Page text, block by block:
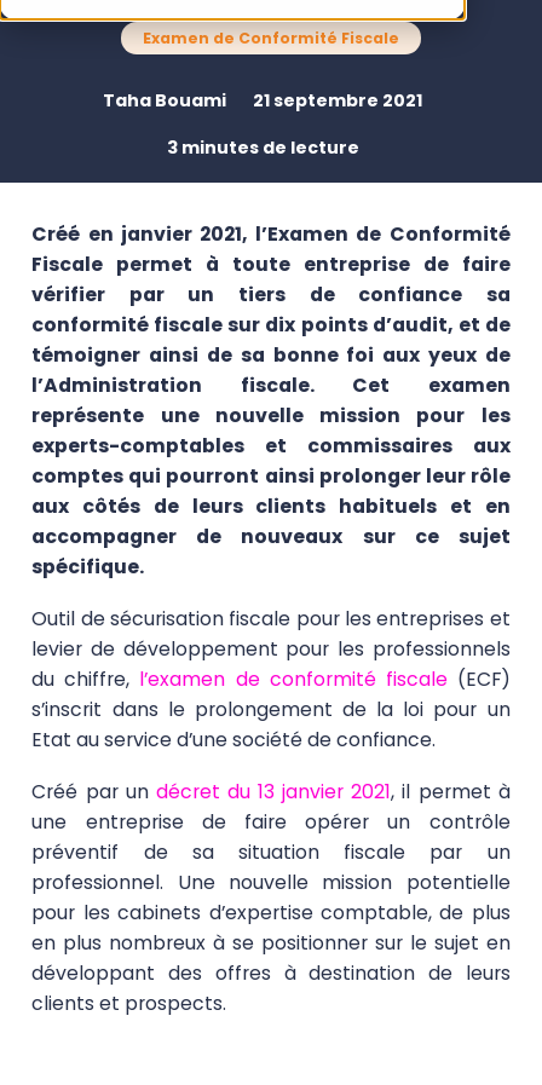
Examen de Conformité Fiscale
Taha Bouami
21 septembre 2021
3 minutes de lecture
Créé en janvier 2021, l’Examen de Conformité
Fiscale permet à toute entreprise de faire
vérifier par un tiers de confiance sa
conformité fiscale sur dix points d’audit, et de
témoigner ainsi de sa bonne foi aux yeux de
l’Administration fiscale. Cet examen
représente une nouvelle mission pour les
experts-comptables et commissaires aux
comptes qui pourront ainsi prolonger leur rôle
aux côtés de leurs clients habituels et en
accompagner de nouveaux sur ce sujet
spécifique.
Outil de sécurisation fiscale pour les entreprises et
levier de développement pour les professionnels
du chiffre, l’examen de conformité fiscale(ECF)
s’inscrit dans le prolongement de la loi pour un
Etat au service d’une société de confiance.
Créé par un décret du 13 janvier 2021, il permet à
une entreprise de faire opérer un
contrôle
préventif de sa situation fiscale
par un
professionnel. Une nouvelle mission potentielle
pour les cabinets d’expertise comptable, de plus
en plus nombreux à se positionner sur le sujet en
développant des offres à destination de leurs
clients et prospects.